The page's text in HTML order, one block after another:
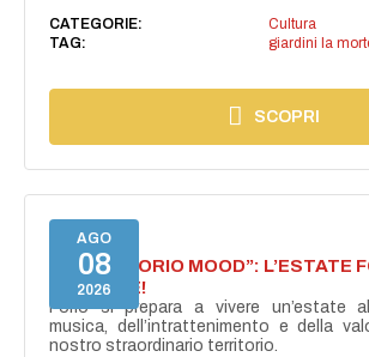
CATEGORIE:
Cultura
TAG:
giardini la
SCOPRI
AGO
08
2026
NASCE “FORIO MOOD”: L’ESTATE
ACCENDE!
Forio si prepara a vivere un’estate
musica, dell’intrattenimento e della
nostro straordinario territorio.